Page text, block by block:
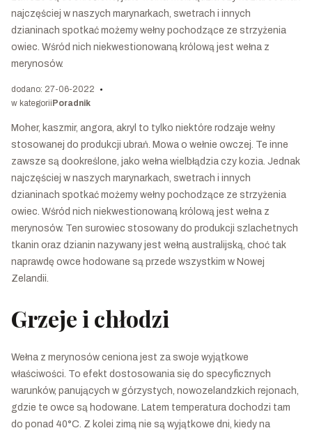
najczęściej w naszych marynarkach, swetrach i innych
dzianinach spotkać możemy wełny pochodzące ze strzyżenia
owiec. Wśród nich niekwestionowaną królową jest wełna z
merynosów.
dodano: 27-06-2022
w kategorii Poradnik
Moher, kaszmir, angora, akryl to tylko niektóre rodzaje wełny
stosowanej do produkcji ubrań. Mowa o wełnie owczej. Te inne
zawsze są dookreślone, jako wełna wielbłądzia czy kozia. Jednak
najczęściej w naszych marynarkach, swetrach i innych
dzianinach spotkać możemy wełny pochodzące ze strzyżenia
owiec. Wśród nich niekwestionowaną królową jest wełna z
merynosów. Ten surowiec stosowany do produkcji szlachetnych
tkanin oraz dzianin nazywany jest wełną australijską, choć tak
naprawdę owce hodowane są przede wszystkim w Nowej
Zelandii.
Grzeje i chłodzi
Wełna z merynosów ceniona jest za swoje wyjątkowe
właściwości. To efekt dostosowania się do specyficznych
warunków, panujących w górzystych, nowozelandzkich rejonach,
gdzie te owce są hodowane. Latem temperatura dochodzi tam
do ponad 40°C. Z kolei zimą nie są wyjątkowe dni, kiedy na